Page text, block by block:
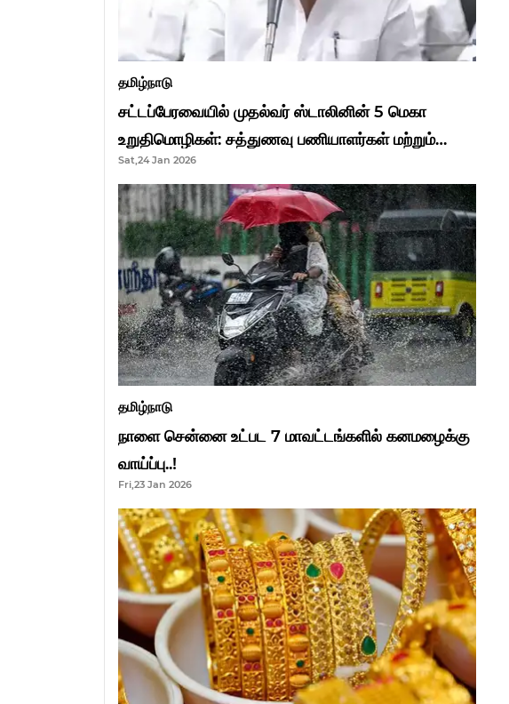
தமிழ்நாடு
சட்டப்பேரவையில் முதல்வர் ஸ்டாலினின் 5 மெகா
உறுதிமொழிகள்: சத்துணவு பணியாளர்கள் மற்றும்
ஆசிரியர்களுக்கு ஜாக்பாட்!
Sat,24 Jan 2026
தமிழ்நாடு
நாளை சென்னை உட்பட 7 மாவட்டங்களில் கனமழைக்கு
வாய்ப்பு..!
Fri,23 Jan 2026